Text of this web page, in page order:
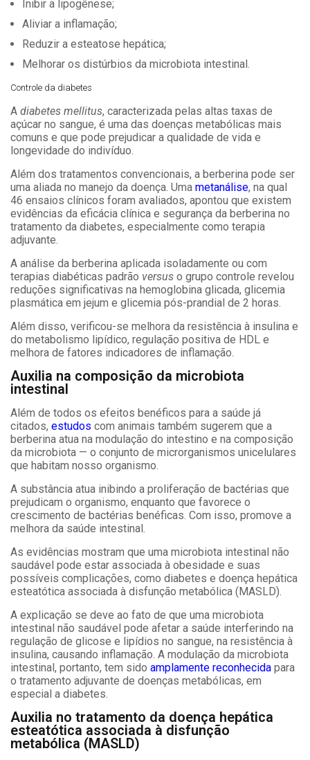
Inibir a lipogênese;
Aliviar a inflamação;
Reduzir a esteatose hepática;
Melhorar os distúrbios da microbiota intestinal.
Controle da diabetes
A diabetes mellitus, caracterizada pelas altas taxas de
açúcar no sangue, é uma das doenças metabólicas mais
comuns e que pode prejudicar a qualidade de vida e
longevidade do indivíduo.
Além dos tratamentos convencionais, a berberina pode ser
uma aliada no manejo da doença. Uma metanálise, na qual
46 ensaios clínicos foram avaliados, apontou que existem
evidências da eficácia clínica e segurança da berberina no
tratamento da diabetes, especialmente como terapia
adjuvante.
A análise da berberina aplicada isoladamente ou com
terapias diabéticas padrão versus o grupo controle revelou
reduções significativas na hemoglobina glicada, glicemia
plasmática em jejum e glicemia pós-prandial de 2 horas.
Além disso, verificou-se melhora da resistência à insulina e
do metabolismo lipídico, regulação positiva de HDL e
melhora de fatores indicadores de inflamação.
Auxilia na composição da microbiota
intestinal
Além de todos os efeitos benéficos para a saúde já
citados, estudos com animais também sugerem que a
berberina atua na modulação do intestino e na composição
da microbiota — o conjunto de microrganismos unicelulares
que habitam nosso organismo.
A substância atua inibindo a proliferação de bactérias que
prejudicam o organismo, enquanto que favorece o
crescimento de bactérias benéficas. Com isso, promove a
melhora da saúde intestinal.
As evidências mostram que uma microbiota intestinal não
saudável pode estar associada à obesidade e suas
possíveis complicações, como diabetes e doença hepática
esteatótica associada à disfunção metabólica (MASLD).
A explicação se deve ao fato de que uma microbiota
intestinal não saudável pode afetar a saúde interferindo na
regulação de glicose e lipídios no sangue, na resistência à
insulina, causando inflamação. A modulação da microbiota
intestinal, portanto, tem sido amplamente reconhecida para
o tratamento adjuvante de doenças metabólicas, em
especial a diabetes.
Auxilia no tratamento da doença hepática
esteatótica associada à disfunção
metabólica (MASLD)